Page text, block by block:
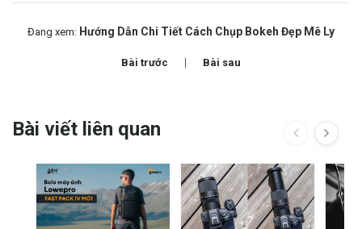
Đang xem: Hướng Dẫn Chi Tiết Cách Chụp Bokeh Đẹp Mê Ly
Bài trước Bài sau
Bài viết liên quan